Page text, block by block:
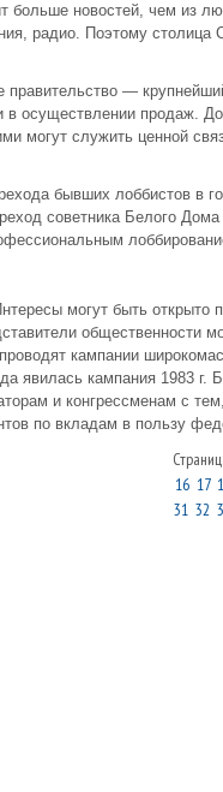
больше новостей, чем из
радио. Поэтому
—
в осуществлении продаж.
могут служить ценной
бывших лоббистов в
советника Белого
могут быть открыто
общественности
кампании
явилась кампания 1983 г.
и конгрессменам с
по вкладам в пользу
16 17
31 32